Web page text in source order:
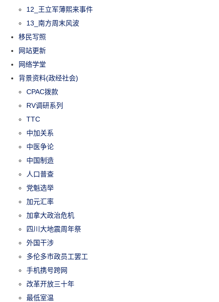
12_王立军薄熙来事件
13_南方周末风波
移民写照
网站更新
网络学堂
背景资料(政经社会)
CPAC拨款
RV调研系列
TTC
中加关系
中医争论
中国制造
人口普查
党魁选举
加元汇率
加拿大政治危机
四川大地震周年祭
外国干涉
多伦多市政员工罢工
手机携号跨网
改革开放三十年
最低室温